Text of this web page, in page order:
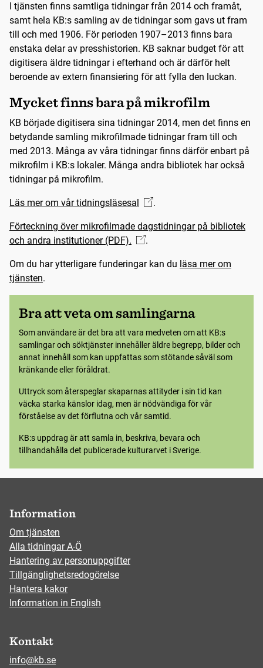
I tjänsten finns samtliga tidningar från 2014 och framåt,
samt hela KB:s samling av de tidningar som gavs ut fram
till och med 1906. För perioden 1907–2013 finns bara
enstaka delar av presshistorien. KB saknar budget för att
digitisera äldre tidningar i efterhand och är därför helt
beroende av extern finansiering för att fylla den luckan.
Mycket finns bara på mikrofilm
KB började digitisera sina tidningar 2014, men det finns en
betydande samling mikrofilmade tidningar fram till och
med 2013. Många av våra tidningar finns därför enbart på
mikrofilm i KB:s lokaler. Många andra bibliotek har också
tidningar på mikrofilm.
Läs mer om vår tidningsläsesal .
Förteckning över mikrofilmade dagstidningar på bibliotek
och andra institutioner (PDF).
.
Om du har ytterligare funderingar kan du läsa mer om
tjänsten.
Bra att veta om samlingarna
Som användare är det bra att vara medveten om att KB:s
samlingar och söktjänster innehåller äldre begrepp, bilder och
annat innehåll som kan uppfattas som stötande såväl som
kränkande eller föråldrat.
Uttryck som återspeglar skaparnas attityder i sin tid kan
väcka starka känslor idag, men är nödvändiga för vår
förståelse av det förflutna och vår samtid.
KB:s uppdrag är att samla in, beskriva, bevara och
tillhandahålla det publicerade kulturarvet i Sverige.
Information
Om tjänsten
Alla tidningar A-Ö
Hantering av personuppgifter
Tillgänglighetsredogörelse
Hantera kakor
Information in English
Kontakt
info@kb.se